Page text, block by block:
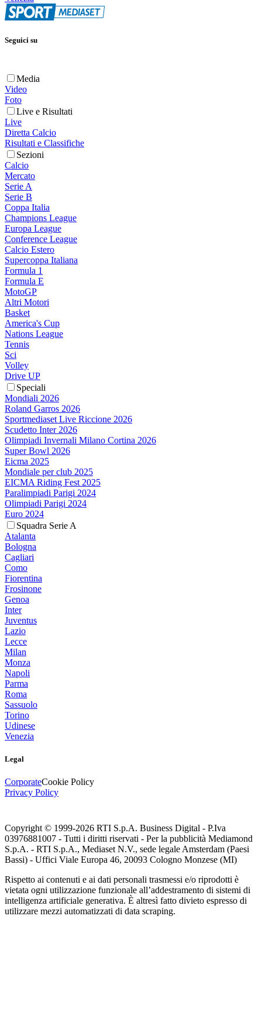
Seguici su
Media
Video
Foto
Live e Risultati
Live
Diretta Calcio
Risultati e Classifiche
Sezioni
Calcio
Mercato
Serie A
Serie B
Coppa Italia
Champions League
Europa League
Conference League
Calcio Estero
Supercoppa Italiana
Formula 1
Formula E
MotoGP
Altri Motori
Basket
America's Cup
Nations League
Tennis
Sci
Volley
Drive UP
Speciali
Mondiali 2026
Roland Garros 2026
Sportmediaset Live Riccione 2026
Scudetto Inter 2026
Olimpiadi Invernali Milano Cortina 2026
Super Bowl 2026
Eicma 2025
Mondiale per club 2025
EICMA Riding Fest 2025
Paralimpiadi Parigi 2024
Olimpiadi Parigi 2024
Euro 2024
Squadra Serie A
Atalanta
Bologna
Cagliari
Como
Fiorentina
Frosinone
Genoa
Inter
Juventus
Lazio
Lecce
Milan
Monza
Napoli
Parma
Roma
Sassuolo
Torino
Udinese
Venezia
Legal
CorporateCookie Policy
Privacy Policy
Copyright © 1999-2026 RTI S.p.A. Business Digital - P.Iva
03976881007 - Tutti i diritti riservati - Per la pubblicità Mediamond
S.p.A. - RTI S.p.A., Mediaset N.V., sede legale Amsterdam (Paesi
Bassi) - Uffici Viale Europa 46, 20093 Cologno Monzese (MI)
Rispetto ai contenuti e ai dati personali trasmessi e/o riprodotti è
vietata ogni utilizzazione funzionale all’addestramento di sistemi di
intelligenza artificiale generativa. È altresì fatto divieto espresso di
utilizzare mezzi automatizzati di data scraping.